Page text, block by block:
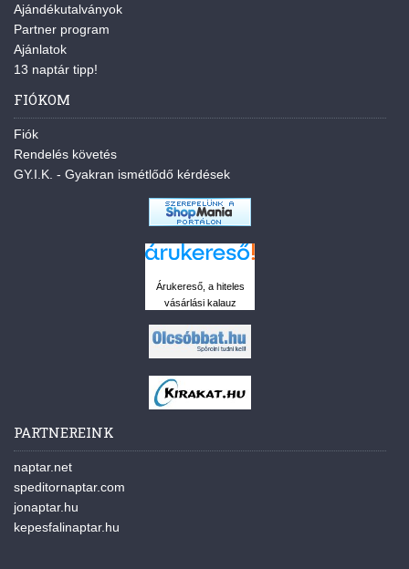
Ajándékutalványok
Partner program
Ajánlatok
13 naptár tipp!
FIÓKOM
Fiók
Rendelés követés
GY.I.K. - Gyakran ismétlődő kérdések
Árukereső, a hiteles
vásárlási kalauz
PARTNEREINK
naptar.net
speditornaptar.com
jonaptar.hu
kepesfalinaptar.hu